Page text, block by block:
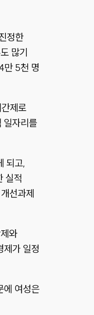
정한
많기
만 5천 명
제로
일자리를
되고,
실적
선과제
와
제가 일정
에 여성은